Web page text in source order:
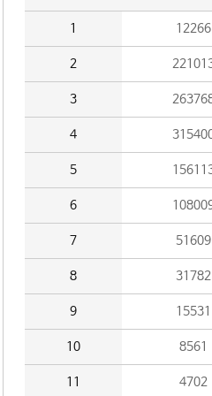
1 12266
2
3
4
5
6
7 51609
8 31782
9 15531
10 8561
11 4702